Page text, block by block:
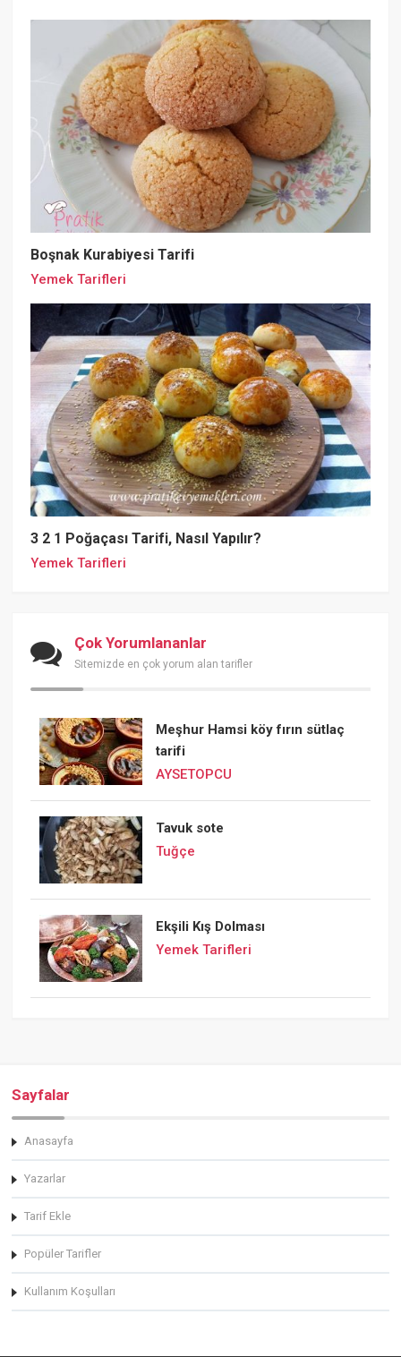
Boşnak Kurabiyesi Tarifi
Yemek Tarifleri
3 2 1 Poğaçası Tarifi, Nasıl Yapılır?
Yemek Tarifleri
Çok Yorumlananlar
Sitemizde en çok yorum alan tarifler
Meşhur Hamsi köy fırın sütlaç
tarifi
AYSETOPCU
Tavuk sote
Tuğçe
Ekşili Kış Dolması
Yemek Tarifleri
Sayfalar
Anasayfa
Yazarlar
Tarif Ekle
Popüler Tarifler
Kullanım Koşulları